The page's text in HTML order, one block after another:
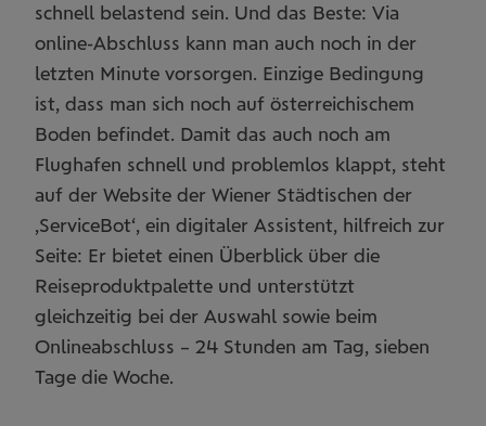
schnell belastend sein. Und das Beste: Via
online-Abschluss kann man auch noch in der
letzten Minute vorsorgen. Einzige Bedingung
ist, dass man sich noch auf österreichischem
Boden befindet. Damit das auch noch am
Flughafen schnell und problemlos klappt, steht
auf der Website der Wiener Städtischen der
‚ServiceBot‘, ein digitaler Assistent, hilfreich zur
Seite: Er bietet einen Überblick über die
Reiseproduktpalette und unterstützt
gleichzeitig bei der Auswahl sowie beim
Onlineabschluss – 24 Stunden am Tag, sieben
Tage die Woche.